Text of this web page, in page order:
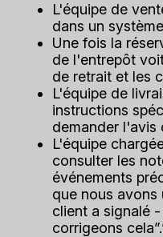
L'équipe de
dans un
Une fois la
de l'entrepôt
de retrait et les
L'équipe de
instructions
demander l'avis
L'équipe
consulter les
événements
que nous
client a signalé
corrigeons